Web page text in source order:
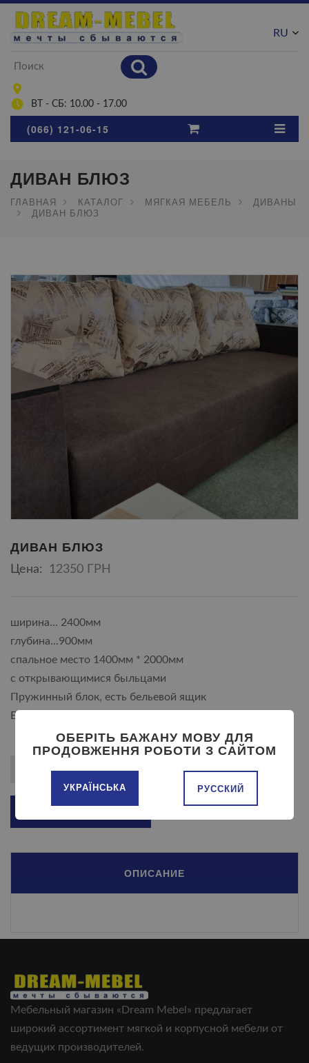
ВТ - СБ: 10.00 - 17.00
RU
(066) 121-06-15
ДИВАН БЛЮЗ
ГЛАВНАЯ КАТАЛОГ МЯГКАЯ МЕБЕЛЬ
ДИВАНЫ
ДИВАН БЛЮЗ
ДИВАН БЛЮЗ
Цена: 12350 ГРН
ширина... 2400мм
глубина...900мм
спальное место 1400мм * 2000мм
с открывающимися быльцами
Пружинный блок, есть бельевой ящик
Возможно изготовление по индивидуальным размерам
ОПИСАНИЕ
Мебельный магазин «Dream Mebel» предлагает
широкий ассортимент мягкой и корпусной мебели от
ведущих производителей.
ОБЕРІТЬ БАЖАНУ МОВУ ДЛЯ
ПРОДОВЖЕННЯ РОБОТИ З САЙТОМ
УКРАЇНСЬКА РУССКИЙ